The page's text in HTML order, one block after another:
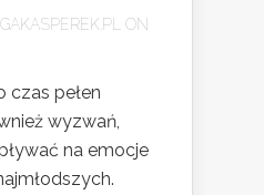
ON
czas pełen
wyzwań,
na emocje